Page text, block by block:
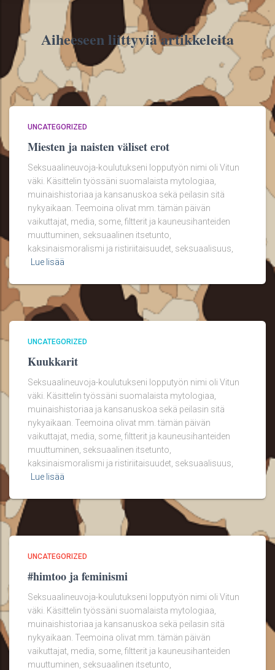
Aiheeseen liittyviä artikkeleita
UNCATEGORIZED
Miesten ja naisten väliset erot
Seksuaalineuvoja-koulutukseni lopputyön nimi oli Vitun
väki. Käsittelin työssäni suomalaista mytologiaa,
muinaishistoriaa ja kansanuskoa sekä peilasin sitä
nykyaikaan. Teemoina olivat mm. tämän päivän
vaikuttajat, media, some, filtterit ja kauneusihanteiden
muuttuminen, seksuaalinen itsetunto,
kaksinaismoralismi ja ristiriitaisuudet, seksuaalisuus,
Lue lisää
UNCATEGORIZED
Kuukkarit
Seksuaalineuvoja-koulutukseni lopputyön nimi oli Vitun
väki. Käsittelin työssäni suomalaista mytologiaa,
muinaishistoriaa ja kansanuskoa sekä peilasin sitä
nykyaikaan. Teemoina olivat mm. tämän päivän
vaikuttajat, media, some, filtterit ja kauneusihanteiden
muuttuminen, seksuaalinen itsetunto,
kaksinaismoralismi ja ristiriitaisuudet, seksuaalisuus,
Lue lisää
UNCATEGORIZED
#himtoo ja feminismi
Seksuaalineuvoja-koulutukseni lopputyön nimi oli Vitun
väki. Käsittelin työssäni suomalaista mytologiaa,
muinaishistoriaa ja kansanuskoa sekä peilasin sitä
nykyaikaan. Teemoina olivat mm. tämän päivän
vaikuttajat, media, some, filtterit ja kauneusihanteiden
muuttuminen, seksuaalinen itsetunto,